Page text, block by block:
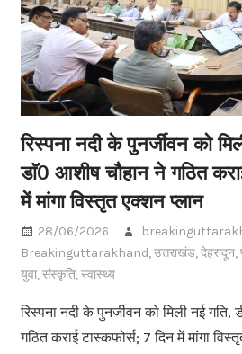
रिस्पना नदी के पुनर्जीवन को
डाॅ0 आशीष चौहान ने गठित
में मांगा विस्तृत एक्शन प्लान
28/06/2026
Breakinguttarakhand,उत्तराखंड,देहरादून,
युवा,संस्कृति,स्वास्थ्य
रिस्पना नदी के पुनर्जीवन को मिली नई
गठित कराई टास्कफोर्स; 7 दिन में मांगा